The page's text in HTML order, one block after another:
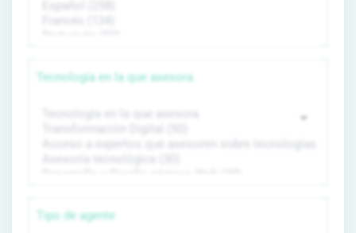
Tecnología en la que asesora
Tipo de agente